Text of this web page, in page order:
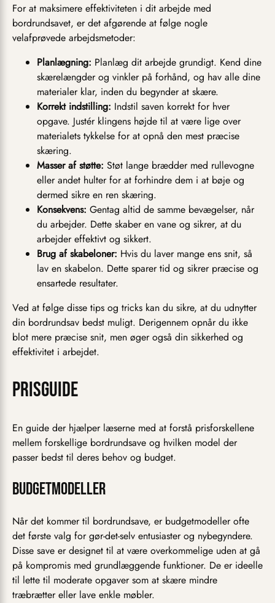
For at maksimere effektiviteten i dit arbejde med
bordrundsavet, er det afgørende at følge nogle
velafprøvede arbejdsmetoder:
Planlægning: Planlæg dit arbejde grundigt. Kend dine
skærelængder og vinkler på forhånd, og hav alle dine
materialer klar, inden du begynder at skære.
Korrekt indstilling: Indstil saven korrekt for hver
opgave. Justér klingens højde til at være lige over
materialets tykkelse for at opnå den mest præcise
skæring.
Masser af støtte: Støt lange brædder med rullevogne
eller andet hulter for at forhindre dem i at bøje og
dermed sikre en ren skæring.
Konsekvens: Gentag altid de samme bevægelser, når
du arbejder. Dette skaber en vane og sikrer, at du
arbejder effektivt og sikkert.
Brug af skabeloner: Hvis du laver mange ens snit, så
lav en skabelon. Dette sparer tid og sikrer præcise og
ensartede resultater.
Ved at følge disse tips og tricks kan du sikre, at du udnytter
din bordrundsav bedst muligt. Derigennem opnår du ikke
blot mere præcise snit, men øger også din sikkerhed og
effektivitet i arbejdet.
Prisguide
En guide der hjælper læserne med at forstå prisforskellene
mellem forskellige bordrundsave og hvilken model der
passer bedst til deres behov og budget.
Budgetmodeller
Når det kommer til bordrundsave, er budgetmodeller ofte
det første valg for gør-det-selv entusiaster og nybegyndere.
Disse save er designet til at være overkommelige uden at gå
på kompromis med grundlæggende funktioner. De er ideelle
til lette til moderate opgaver som at skære mindre
træbrætter eller lave enkle møbler.